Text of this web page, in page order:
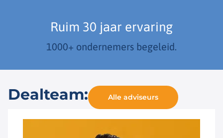
Ruim 30 jaar ervaring
1000+ ondernemers begeleid.
Dealteam: Alle adviseurs